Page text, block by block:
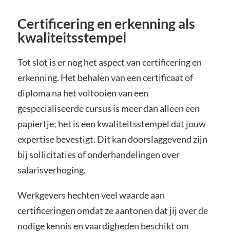
Certificering en erkenning als
kwaliteitsstempel
Tot slot is er nog het aspect van certificering en
erkenning. Het behalen van een certificaat of
diploma na het voltooien van een
gespecialiseerde cursus is meer dan alleen een
papiertje; het is een kwaliteitsstempel dat jouw
expertise bevestigt. Dit kan doorslaggevend zijn
bij sollicitaties of onderhandelingen over
salarisverhoging.
Werkgevers hechten veel waarde aan
certificeringen omdat ze aantonen dat jij over de
nodige kennis en vaardigheden beschikt om